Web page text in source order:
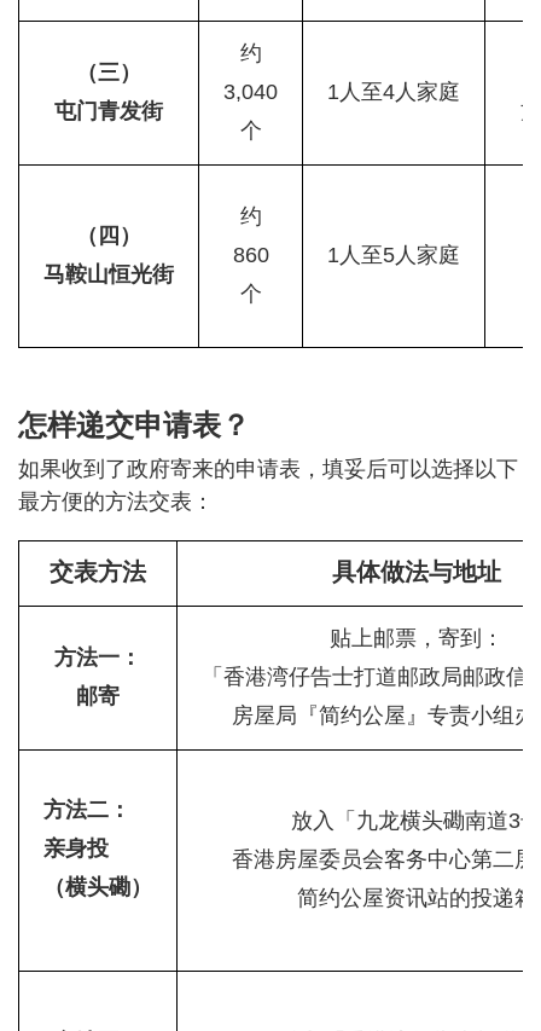
（三）
屯门青发街
约
3,040
个
1人至4人家庭
（四）
马鞍山恒光街
约
860
个
1人至5人家庭
怎样递交申请表？
如果收到了政府寄来的申请表，填妥后可以选择以下
最方便的方法交表：
交表方法 具体做法与地址
方法一：
邮寄
贴上邮票，寄到：
「香港湾仔告士打道邮政局邮政信
房屋局『简约公屋』专责小组
方法二：
亲身投
（横头磡）
放入「九龙横头磡南道3号
香港房屋委员会客务中心第二
简约公屋资讯站的投递箱